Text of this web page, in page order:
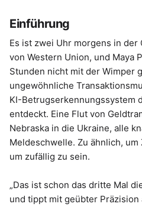
Einführung
Es ist zwei Uhr morgens in
von Western Union, und Maya
Stunden nicht mit der Wimper
ungewöhnliche
KI-Betrugserkennungssystem
entdeckt. Eine Flut von
Nebraska in die Ukraine, alle
Meldeschwelle. Zu ähnlich,
um zufällig zu sein.
„Das ist schon das dritte Mal
und tippt mit geübter